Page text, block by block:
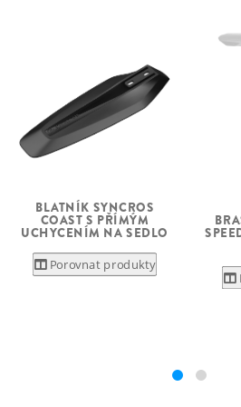
BLATNÍK SYNCROS
COAST S PŘÍMÝM
UCHYCENÍM NA SEDLO
Porovnat produkty